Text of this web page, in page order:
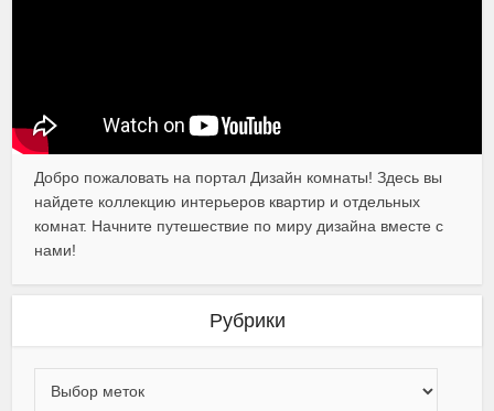
Добро пожаловать на портал Дизайн комнаты! Здесь вы
найдете коллекцию интерьеров квартир и отдельных
комнат. Начните путешествие по миру дизайна вместе с
нами!
Рубрики